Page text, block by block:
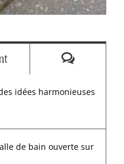
idées harmonieuses
de bain ouverte sur